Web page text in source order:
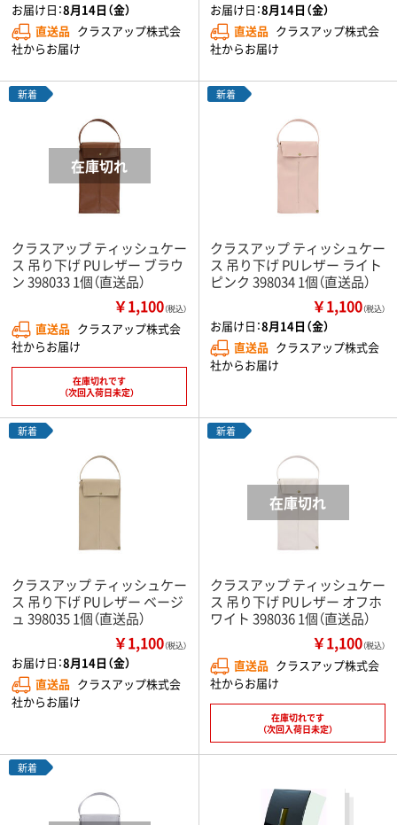
お届け日：8月14日（金）
直送品 クラスアップ株式会
社からお届け
お届け日：8月14日（金）
直送品 クラスアップ株式会
社からお届け
新着
クラスアップ ティッシュケー
ス 吊り下げ PUレザー ブラウ
ン 398033 1個（直送品）
￥1,100（税込）
直送品 クラスアップ株式会
社からお届け
在庫切れです
（次回入荷日未定）
新着
クラスアップ ティッシュケー
ス 吊り下げ PUレザー ライト
ピンク 398034 1個（直送品）
￥1,100（税込）
お届け日：8月14日（金）
直送品 クラスアップ株式会
社からお届け
新着
クラスアップ ティッシュケー
ス 吊り下げ PUレザー ベージ
ュ 398035 1個（直送品）
￥1,100（税込）
お届け日：8月14日（金）
直送品 クラスアップ株式会
社からお届け
新着
クラスアップ ティッシュケー
ス 吊り下げ PUレザー オフホ
ワイト 398036 1個（直送品）
￥1,100（税込）
直送品 クラスアップ株式会
社からお届け
在庫切れです
（次回入荷日未定）
新着